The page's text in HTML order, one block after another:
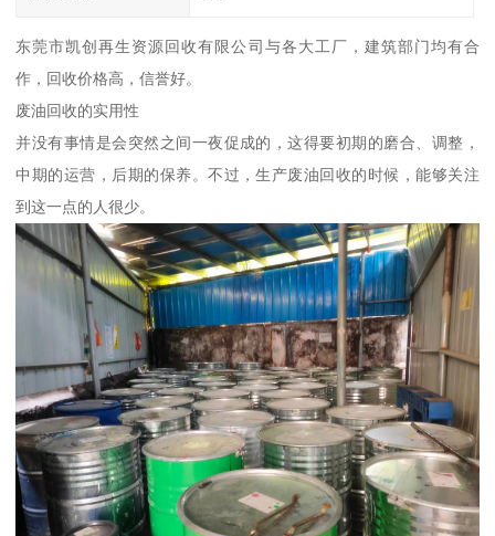
东莞市凯创再生资源回收有限公司与各大工厂，建筑部门均有合
作，回收价格高，信誉好。
废油回收的实用性
并没有事情是会突然之间一夜促成的，这得要初期的磨合、调整，
中期的运营，后期的保养。不过，生产废油回收的时候，能够关注
到这一点的人很少。